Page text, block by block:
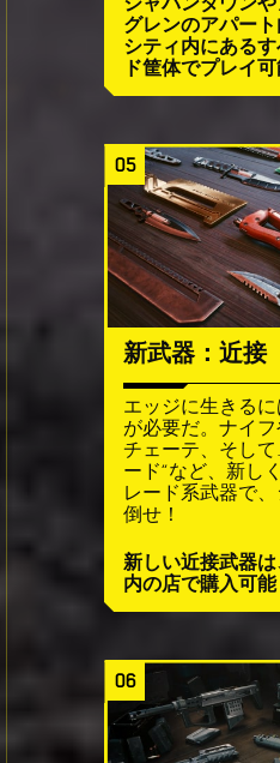
グレンのアパー
シティ内にある
ド筐体でプレイ
05
新武器：近接
エッジに生きる
が必要だ。ナイ
チェーテ、そして
ード”など、新し
レード系武器で
倒せ！
新しい近接武器
内の店で購入可能
06